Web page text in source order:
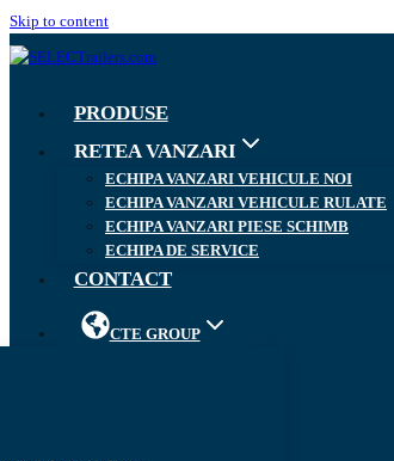
Skip to content
PRODUSE
RETEA VANZARI
ECHIPA VANZARI VEHICULE NOI
ECHIPA VANZARI VEHICULE RULATE
ECHIPA VANZARI PIESE SCHIMB
ECHIPA DE SERVICE
CONTACT
CTE GROUP